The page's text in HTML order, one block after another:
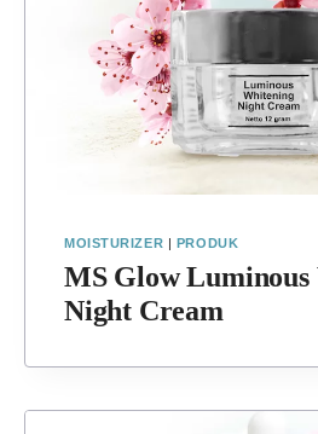
MOISTURIZER PRODUK
MS Glow
Night Cream